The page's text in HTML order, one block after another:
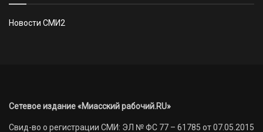
Новости СМИ2
Сетевое издание «Миасский рабочий.RU»
Свид-во о регистрации СМИ: ЭЛ № ФС 77 – 61785 от 07.05.2015